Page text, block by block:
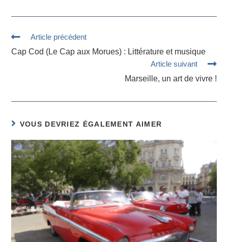
Article précédent
Cap Cod (Le Cap aux Morues) : Littérature et musique
Article suivant
Marseille, un art de vivre !
VOUS DEVRIEZ ÉGALEMENT AIMER